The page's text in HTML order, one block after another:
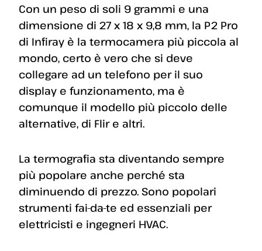
Con un peso di soli 9 grammi e una
dimensione di 27 x 18 x 9,8 mm, la P2 Pro
di Infiray è la termocamera più piccola al
mondo, certo è vero che si deve
collegare ad un telefono per il suo
display e funzionamento, ma è
comunque il modello più piccolo delle
alternative, di Flir e altri.
La termografia sta diventando sempre
più popolare anche perché sta
diminuendo di prezzo. Sono popolari
strumenti fai-da-te ed essenziali per
elettricisti e ingegneri HVAC.